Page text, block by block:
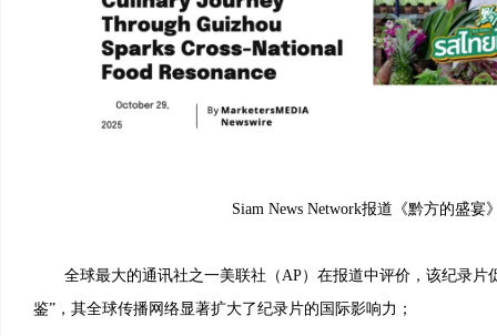
Siam News Network报道《黔方的盛宴
全球最大的通讯社之一美联社（AP）在报道中评价，该纪录片
鉴”，其全球传播网络显著扩大了纪录片的国际影响力；